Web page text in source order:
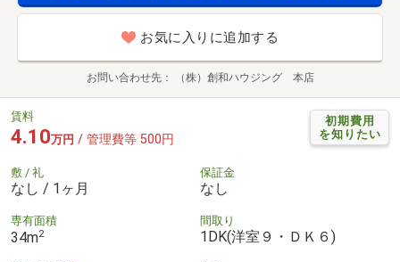
お気に入りに追加する
お問い合わせ先 （株）創和ハウジング 本店
初期費用
を知りたい
賃料
4.10万円 / 管理費等 500円
敷 / 礼
なし / 1ヶ月
保証金
なし
専有面積
34m2
間取り
1DK(洋室９・ＤＫ６)